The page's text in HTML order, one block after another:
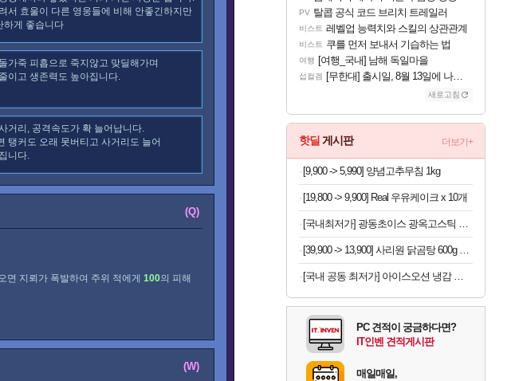
서 효울이 다른 영웅들에 비해 안좋긴하지만
하게 좋습니다
가죽 피흡으로 죽지않고 맞딜해가며
이고 생존력도 높아집니다.
거리, 공격속도가 확 늘어납니다.
탱커도 오래 못버티고 사거리도 늘어
니다.
(Q)
면 지뢰가 폭발하여 주위 적에게 100의 피해
(W)
PV 탈콥 공식 코드 브리치 트레일러
비스트 레벨업 능력치와 스킬의 상관관계
비스트 쿠를 먼저 보내서 기습하는 법
여행 [여행_국내] 남해 독일마을
섭컬겜 [무한대] 출시일, 8월 13일에 나오나
새로고침
핫딜 게시판 더보기+
[9,900 -> 5,990] 양념고추무침 1kg
[19,800 -> 9,900] Real 우유케이크 x 10개
[국내최저가] 광동초이스 광옥고스틱 산삼배양근 30포
[39,900 -> 13,900] 사리원 닭곰탕 600g x 4팩
[국내 공동 최저가] 아이스오션 냉감 홑이불 100x150
PC 견적이 궁금하다면?
IT인벤 견적게시판
매일매일,